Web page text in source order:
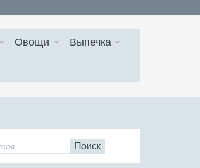
Овощи Выпечка
Поиск